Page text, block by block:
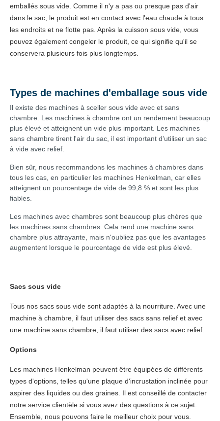
emballés sous vide. Comme il n'y a pas ou presque pas d'air
dans le sac, le produit est en contact avec l'eau chaude à tous
les endroits et ne flotte pas. Après la cuisson sous vide, vous
pouvez également congeler le produit, ce qui signifie qu'il se
conservera plusieurs fois plus longtemps.
Types de machines d'emballage sous vide
Il existe des machines à sceller sous vide avec et sans
chambre. Les machines à chambre ont un rendement beaucoup
plus élevé et atteignent un vide plus important. Les machines
sans chambre tirent l'air du sac, il est important d'utiliser un sac
à vide avec relief.
Bien sûr, nous recommandons les machines à chambres dans
tous les cas, en particulier les machines Henkelman, car elles
atteignent un pourcentage de vide de 99,8 % et sont les plus
fiables.
Les machines avec chambres sont beaucoup plus chères que
les machines sans chambres. Cela rend une machine sans
chambre plus attrayante, mais n'oubliez pas que les avantages
augmentent lorsque le pourcentage de vide est plus élevé.
Sacs sous vide
Tous nos sacs sous vide sont adaptés à la nourriture. Avec une
machine à chambre, il faut utiliser des sacs sans relief et avec
une machine sans chambre, il faut utiliser des sacs avec relief.
Options
Les machines Henkelman peuvent être équipées de différents
types d'options, telles qu'une plaque d'incrustation inclinée pour
aspirer des liquides ou des graines. Il est conseillé de contacter
notre service clientèle si vous avez des questions à ce sujet.
Ensemble, nous pouvons faire le meilleur choix pour vous.